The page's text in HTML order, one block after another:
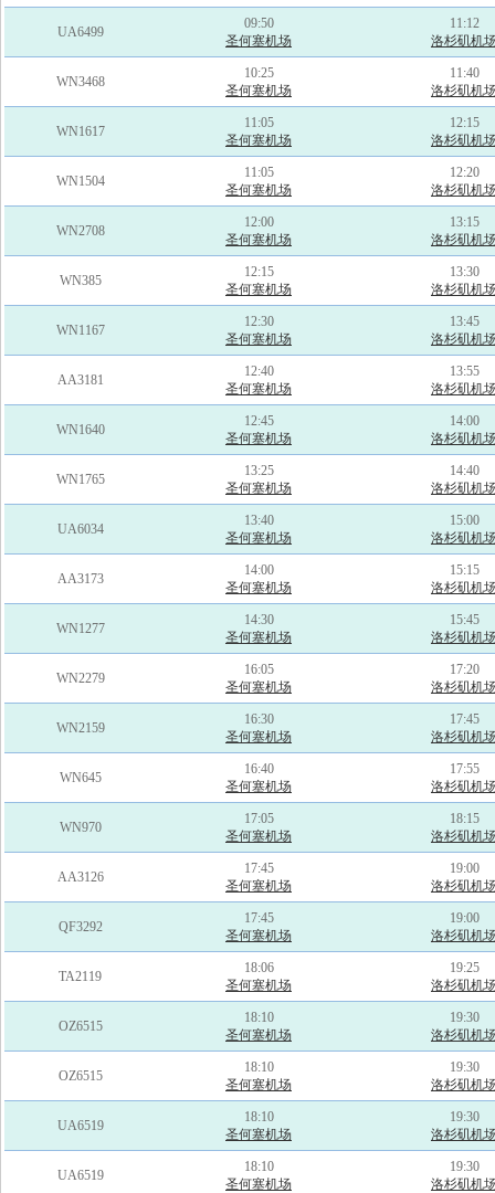
UA6499
09:50
圣何塞机场
11:12
洛杉矶机
WN3468
10:25
圣何塞机场
11:40
洛杉矶机
WN1617
11:05
圣何塞机场
12:15
洛杉矶机
WN1504
11:05
圣何塞机场
12:20
洛杉矶机
WN2708
12:00
圣何塞机场
13:15
洛杉矶机
WN385
12:15
圣何塞机场
13:30
洛杉矶机
WN1167
12:30
圣何塞机场
13:45
洛杉矶机
AA3181
12:40
圣何塞机场
13:55
洛杉矶机
WN1640
12:45
圣何塞机场
14:00
洛杉矶机
WN1765
13:25
圣何塞机场
14:40
洛杉矶机
UA6034
13:40
圣何塞机场
15:00
洛杉矶机
AA3173
14:00
圣何塞机场
15:15
洛杉矶机
WN1277
14:30
圣何塞机场
15:45
洛杉矶机
WN2279
16:05
圣何塞机场
17:20
洛杉矶机
WN2159
16:30
圣何塞机场
17:45
洛杉矶机
WN645
16:40
圣何塞机场
17:55
洛杉矶机
WN970
17:05
圣何塞机场
18:15
洛杉矶机
AA3126
17:45
圣何塞机场
19:00
洛杉矶机
QF3292
17:45
圣何塞机场
19:00
洛杉矶机
TA2119
18:06
圣何塞机场
19:25
洛杉矶机
OZ6515
18:10
圣何塞机场
19:30
洛杉矶机
OZ6515
18:10
圣何塞机场
19:30
洛杉矶机
UA6519
18:10
圣何塞机场
19:30
洛杉矶机
UA6519
18:10
圣何塞机场
19:30
洛杉矶机